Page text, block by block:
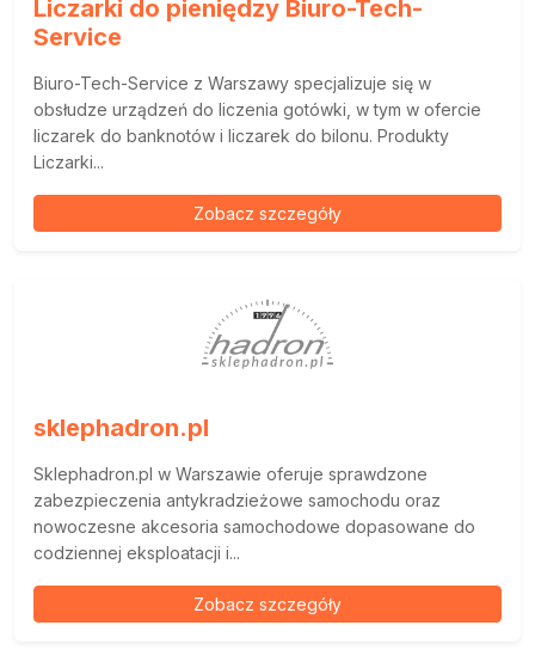
Liczarki do pieniędzy Biuro-Tech-
Service
Biuro-Tech-Service z Warszawy specjalizuje się w
obsłudze urządzeń do liczenia gotówki, w tym w ofercie
liczarek do banknotów i liczarek do bilonu. Produkty
Liczarki...
Zobacz szczegóły
sklephadron.pl
Sklephadron.pl w Warszawie oferuje sprawdzone
zabezpieczenia antykradzieżowe samochodu oraz
nowoczesne akcesoria samochodowe dopasowane do
codziennej eksploatacji i...
Zobacz szczegóły